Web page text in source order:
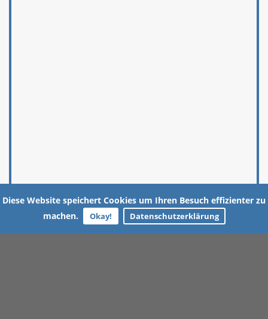
Diese Website speichert Cookies um Ihren Besuch effizienter zu
machen.
Okay! Datenschutzerklärung